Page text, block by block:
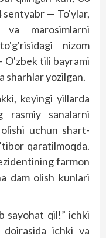
sentyabr — To'ylar,
marosimlarni
nizom
O'zbek tili bayrami
sharhlar yozilgan.
keyingi yillarda
rasmiy sanalarni
uchun shart-
qaratilmoqda.
farmon
dam olish kunlari
sayohat qil!” ichki
ichki va